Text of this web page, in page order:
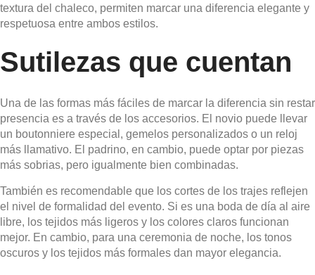
textura del chaleco, permiten marcar una diferencia elegante y
respetuosa entre ambos estilos.
Sutilezas que cuentan
Una de las formas más fáciles de marcar la diferencia sin restar
presencia es a través de los accesorios. El novio puede llevar
un boutonniere especial, gemelos personalizados o un reloj
más llamativo. El padrino, en cambio, puede optar por piezas
más sobrias, pero igualmente bien combinadas.
También es recomendable que los cortes de los trajes reflejen
el nivel de formalidad del evento. Si es una boda de día al aire
libre, los tejidos más ligeros y los colores claros funcionan
mejor. En cambio, para una ceremonia de noche, los tonos
oscuros y los tejidos más formales dan mayor elegancia.